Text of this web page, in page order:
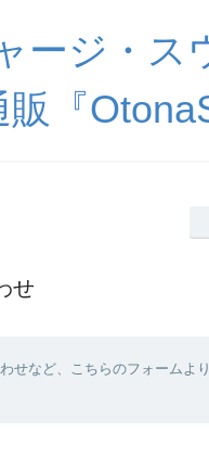
ージ・ス
『
せ
せなど、こちらのフォームよ